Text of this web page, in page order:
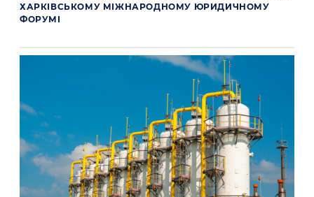
ХАРКІВСЬКОМУ МІЖНАРОДНОМУ ЮРИДИЧНОМУ
ФОРУМІ